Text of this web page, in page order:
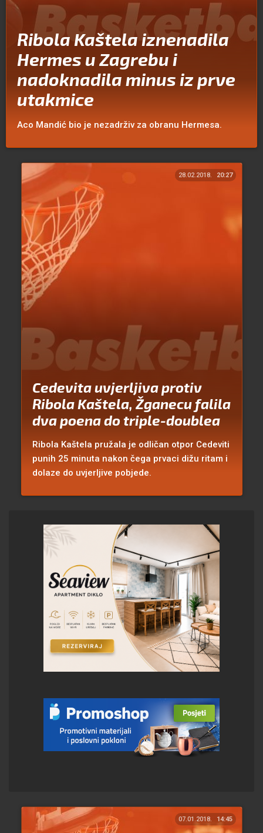
Ribola Kaštela iznenadila
Hermes u Zagrebu i
nadoknadila minus iz prve
utakmice
Aco Mandić bio je nezadrživ za obranu Hermesa.
28.02.2018. 20:27
Cedevita uvjerljiva protiv
Ribola Kaštela, Žganecu falila
dva poena do triple-doublea
Ribola Kaštela pružala je odličan otpor Cedeviti
punih 25 minuta nakon čega prvaci dižu ritam i
dolaze do uvjerljive pobjede.
07.01.2018. 14:45